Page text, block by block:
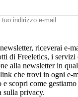
riceverai e-
di Freeletics, i servizi
alla newsletter in
che trovi in ogni e-
scopri come
sulla privacy.